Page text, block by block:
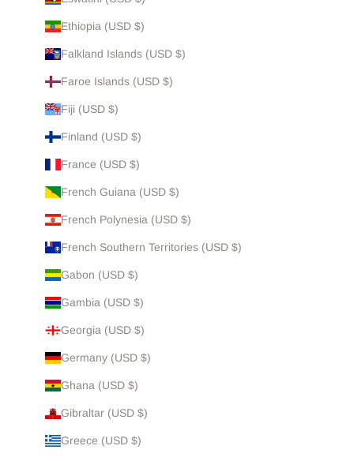
Ethiopia (USD $)
Falkland Islands (USD $)
Faroe Islands (USD $)
Fiji (USD $)
Finland (USD $)
France (USD $)
French Guiana (USD $)
French Polynesia (USD $)
French Southern Territories (USD $)
Gabon (USD $)
Gambia (USD $)
Georgia (USD $)
Germany (USD $)
Ghana (USD $)
Gibraltar (USD $)
Greece (USD $)